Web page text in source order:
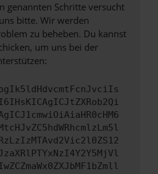
genannten Schritte versucht
bitte. Wir werden
zu beheben. Du kannst
um uns bei der